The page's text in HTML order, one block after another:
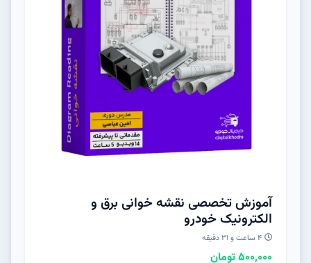
آموزش تخصصی نقشه خوانی برق و
الکترونیک خودرو
۴ ساعت و ۳۱ دقیقه
500,000 تومان